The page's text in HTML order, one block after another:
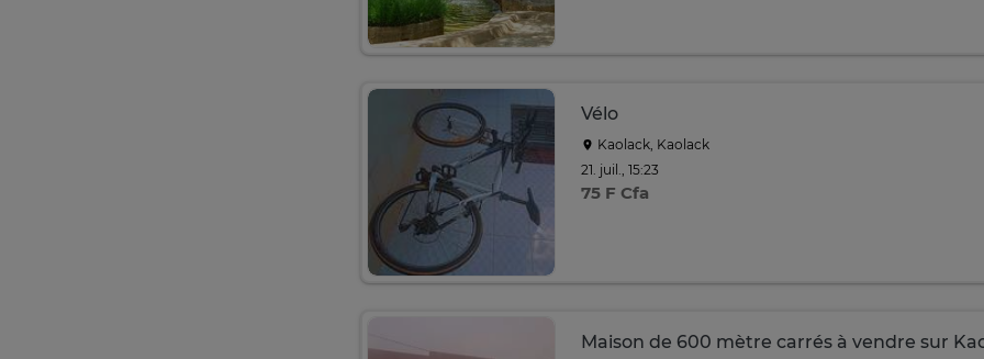
Vélo
Kaolack, Kaolack
21. juil., 15:23
75 F Cfa
Maison de 600 mètre carrés à vendre sur